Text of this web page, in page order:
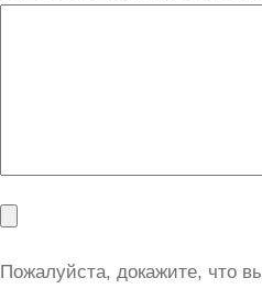
Пожалуйста, докажите, что